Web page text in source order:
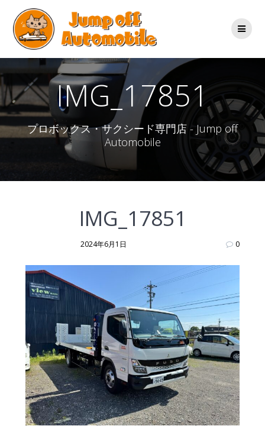
ン
テ
ン
ツ
ッ
IMG_17851
プロボックス・サクシード専門店 - Jump off
Automobile
IMG_17851
2024年6月1日 0